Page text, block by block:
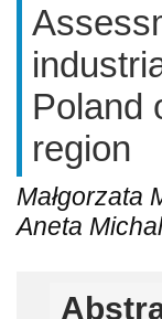
Poland
region
Małgorzata
Aneta